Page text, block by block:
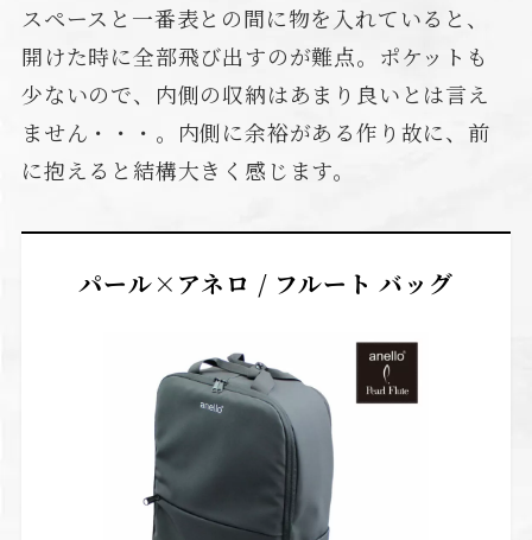
スペースと一番表との間に物を入れていると、
開けた時に全部飛び出すのが難点。ポケットも
少ないので、内側の収納はあまり良いとは言え
ません・・・。内側に余裕がある作り故に、前
に抱えると結構大きく感じます。
パール×アネロ / フルート バッグ